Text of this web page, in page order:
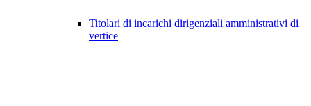
Titolari di incarichi dirigenziali amministrativi di
vertice